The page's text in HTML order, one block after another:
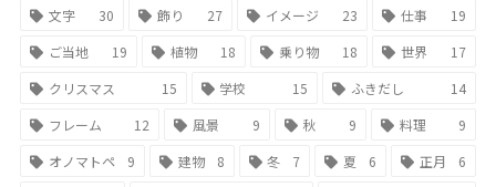
文字
30 飾り 27 イメージ 23 仕事
19
ご当地
19 植物 18 乗り物 18 世界
17
クリスマス
15 学校 15 ふきだし
14
フレーム
12 風景 9 秋 9 料理
9
オノマトペ
9 建物 8 冬 7 夏 6 正月
6